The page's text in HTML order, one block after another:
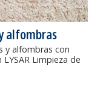
alfombras
y alfombras con
Limpieza de